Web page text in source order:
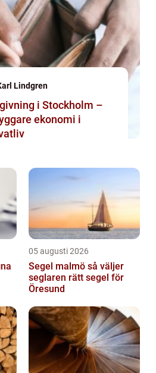
Lindgren
i Stockholm –
ekonomi i
05 augusti 2026
Segel malmö så väljer
seglaren rätt segel för
Öresund